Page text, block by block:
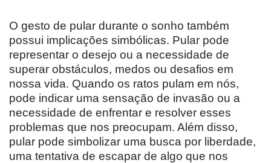
O gesto de pular durante o sonho também
possui implicações simbólicas. Pular pode
representar o desejo ou a necessidade de
superar obstáculos, medos ou desafios em
nossa vida. Quando os ratos pulam em nós,
pode indicar uma sensação de invasão ou a
necessidade de enfrentar e resolver esses
problemas que nos preocupam. Além disso,
pular pode simbolizar uma busca por liberdade,
uma tentativa de escapar de algo que nos